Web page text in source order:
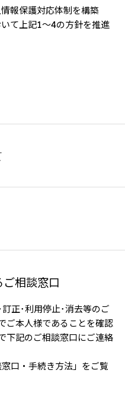
催しました
報保護対応体制を構築
て上記1～4の方針を推進
相談窓口
正･利用停止･消去等のご
ご本人様であることを確認
下記のご相談窓口にご連絡
口・手続き方法」をご覧